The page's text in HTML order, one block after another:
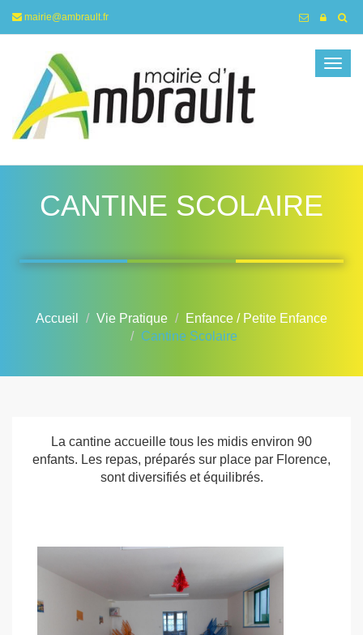
mairie@ambrault.fr
CANTINE SCOLAIRE
Accueil Vie Pratique
Enfance / Petite Enfance
Cantine Scolaire
La cantine accueille tous les midis environ 90
enfants. Les repas, préparés sur place par Florence,
sont diversifiés et équilibrés.